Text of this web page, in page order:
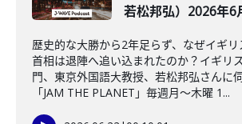
若松邦弘）2026年6
歴史的な大勝から2年足らず、なぜイギ
首相は退陣へ追い込まれたのか？イギリ
門、東京外国語大教授、若松邦弘さんに
「JAM THE PLANET」毎週月～木曜 1...